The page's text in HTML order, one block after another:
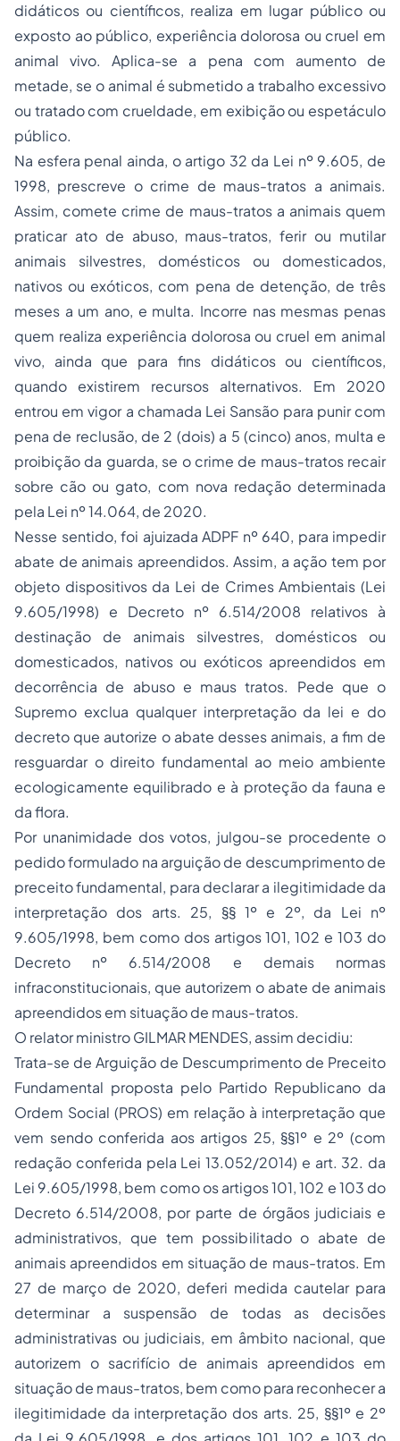
didáticos ou científicos, realiza em lugar público ou
exposto ao público, experiência dolorosa ou cruel em
animal vivo. Aplica-se a pena com aumento de
metade, se o animal é submetido a trabalho excessivo
ou tratado com crueldade, em exibição ou espetáculo
público.
Na esfera penal ainda, o artigo 32 da Lei nº 9.605, de
1998, prescreve o crime de maus-tratos a animais.
Assim, comete crime de maus-tratos a animais quem
praticar ato de abuso, maus-tratos, ferir ou mutilar
animais silvestres, domésticos ou domesticados,
nativos ou exóticos, com pena de detenção, de três
meses a um ano, e multa. Incorre nas mesmas penas
quem realiza experiência dolorosa ou cruel em animal
vivo, ainda que para fins didáticos ou científicos,
quando existirem recursos alternativos. Em 2020
entrou em vigor a chamada Lei Sansão para punir com
pena de reclusão, de 2 (dois) a 5 (cinco) anos, multa e
proibição da guarda, se o crime de maus-tratos recair
sobre cão ou gato, com nova redação determinada
pela Lei nº 14.064, de 2020.
Nesse sentido, foi ajuizada ADPF nº 640, para impedir
abate de animais apreendidos. Assim, a ação tem por
objeto dispositivos da Lei de Crimes Ambientais (Lei
9.605/1998) e Decreto nº 6.514/2008 relativos à
destinação de animais silvestres, domésticos ou
domesticados, nativos ou exóticos apreendidos em
decorrência de abuso e maus tratos. Pede que o
Supremo exclua qualquer interpretação da lei e do
decreto que autorize o abate desses animais, a fim de
resguardar o direito fundamental ao meio ambiente
ecologicamente equilibrado e à proteção da fauna e
da flora.
Por unanimidade dos votos, julgou-se procedente o
pedido formulado na arguição de descumprimento de
preceito fundamental, para declarar a ilegitimidade da
interpretação dos arts. 25, §§ 1º e 2º, da Lei nº
9.605/1998, bem como dos artigos 101, 102 e 103 do
Decreto nº 6.514/2008 e demais normas
infraconstitucionais, que autorizem o abate de animais
apreendidos em situação de maus-tratos.
O relator ministro GILMAR MENDES, assim decidiu:
Trata-se de Arguição de Descumprimento de Preceito
Fundamental proposta pelo Partido Republicano da
Ordem Social (PROS) em relação à interpretação que
vem sendo conferida aos artigos 25, §§1º e 2º (com
redação conferida pela Lei 13.052/2014) e art. 32. da
Lei 9.605/1998, bem como os artigos 101, 102 e 103 do
Decreto 6.514/2008, por parte de órgãos judiciais e
administrativos, que tem possibilitado o abate de
animais apreendidos em situação de maus-tratos. Em
27 de março de 2020, deferi medida cautelar para
determinar a suspensão de todas as decisões
administrativas ou judiciais, em âmbito nacional, que
autorizem o sacrifício de animais apreendidos em
situação de maus-tratos, bem como para reconhecer a
ilegitimidade da interpretação dos arts. 25, §§1º e 2º